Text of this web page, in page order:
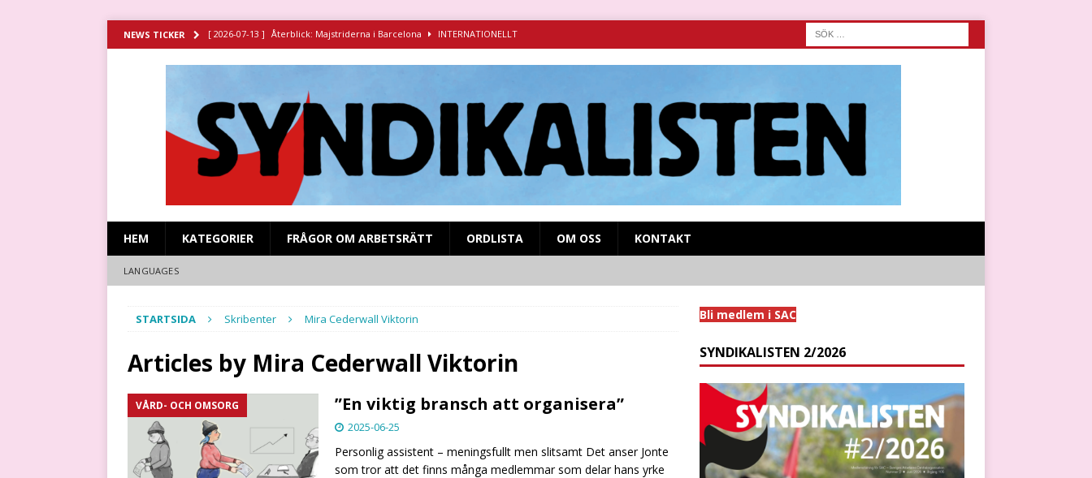
NEWS TICKER [ 2026-07-13 ] Återblick: Majstriderna i Barcelona INTERNATIONELLT
Strejken vid Stripa gruva 1925-1927 – föredrag för Syndikalistiska kamratföreningen
HISTORIA
[ 2026-06-23 ] Missa inte filmen om syndikalistisk kamp på SVT Play! MIGRANTARBETARE
[ 2026-07-15 ] Återblick: Revolutionens och inbördeskrigets Spanien INTERNATIONELLT
HEM KATEGORIER FRÅGOR OM ARBETSRÄTT ORDLISTA OM OSS KONTAKT
LANGUAGES
STARTSIDA Skribenter Mira Cederwall Viktorin
Articles by Mira Cederwall Viktorin
VÅRD- OCH OMSORG ”En viktig bransch att organisera”
2025-06-25
Personlig assistent – meningsfullt men slitsamt Det anser Jonte
som tror att det finns många medlemmar som delar hans yrke
Bli medlem i SAC
SYNDIKALISTEN 2/2026